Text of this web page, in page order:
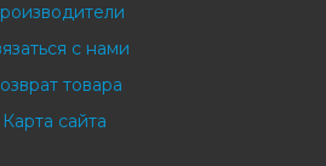
с нами
товара
Карта сайта